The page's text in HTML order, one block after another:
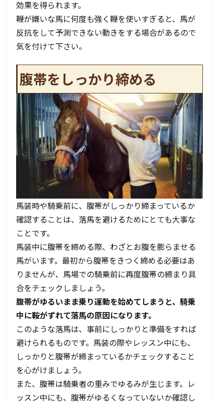
効果を得られます。
鞭が嫌いな馬に何度も強く鞭を使いすぎると、馬が
反抗をして予測できない動きをする場合があるので
気を付けて下さい。
腹帯をしっかり締める
馬装時や騎乗前に、腹帯がしっかり締まっているか
確認することは、落馬を避けるためにとても大事な
ことです。
馬装中に腹帯を締める際、わざとお腹を膨らませる
馬がいます。最初から腹帯をきつく締める必要はあ
りませんが、馬場での騎乗前に再度腹帯の締まり具
合をチェックしましょう。
腹帯がゆるいまま乗り運動を始めてしまうと、騎乗
中に鞍がずれて落馬の原因になります。
このような落馬は、事前にしっかりと準備をすれば
避けられるものです。馬装の際やレッスン中にも、
しっかりと腹帯が締まっているかチェックすること
を心がけましょう。
また、腹帯は騎乗者の重みでゆるみが生じます。レ
ッスン中にも、腹帯がゆるくなっていないか確認し